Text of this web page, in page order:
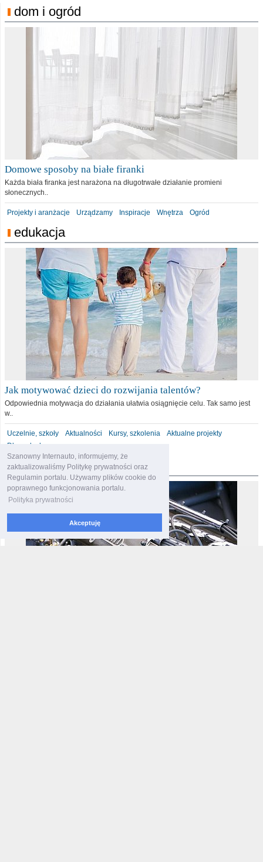
Szanowny Internauto, informujemy, że
zaktualizowaliśmy Politykę prywatności oraz
Regulamin portalu. Używamy plików cookie do
poprawnego funkcjonowania portalu.
Polityka prywatności
Akceptuję
dom i ogród
Domowe sposoby na białe firanki
Każda biała firanka jest narażona na długotrwałe działanie promieni
słonecznych..
Projekty i aranżacje Urządzamy Inspiracje Wnętrza Ogród
edukacja
Jak motywować dzieci do rozwijania talentów?
Odpowiednia motywacja do działania ułatwia osiągnięcie celu. Tak samo jest
w..
Uczelnie, szkoły Aktualności Kursy, szkolenia
Aktualne projekty
Dla malucha
motoryzacja